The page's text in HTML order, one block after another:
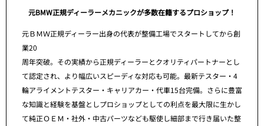
元BMW正規ディーラーメカニックが多数在籍するプロショップ！
元ＢＭＷ正規ディーラー出身の代表が整備工場でスタートしてから創
業20
周年突破。その実績から正規ディーラーとクオリティパートナーとし
て認定され、より幅広いスピーディな対応も可能。最新テスター・4
輪アライメントテスター・キャリアカー・代車15台完備。さらに豊富
な知識と経験を基盤としプロショップとしての利点を最大限に生かし
て純正ＯＥＭ・社外・中古パーツなども駆使し細部まで行き届いた整